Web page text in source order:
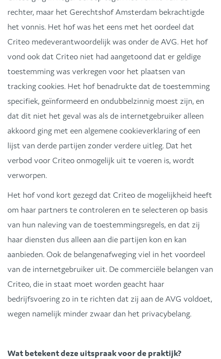
rechter, maar het Gerechtshof Amsterdam bekrachtigde
het vonnis. Het hof was het eens met het oordeel dat
Criteo medeverantwoordelijk was onder de AVG. Het hof
vond ook dat Criteo niet had aangetoond dat er geldige
toestemming was verkregen voor het plaatsen van
tracking cookies. Het hof benadrukte dat de toestemming
specifiek, geïnformeerd en ondubbelzinnig moest zijn, en
dat dit niet het geval was als de internetgebruiker alleen
akkoord ging met een algemene cookieverklaring of een
lijst van derde partijen zonder verdere uitleg. Dat het
verbod voor Criteo onmogelijk uit te voeren is, wordt
verworpen.
Het hof vond kort gezegd dat Criteo de mogelijkheid heeft
om haar partners te controleren en te selecteren op basis
van hun naleving van de toestemmingsregels, en dat zij
haar diensten dus alleen aan die partijen kon en kan
aanbieden. Ook de belangenafweging viel in het voordeel
van de internetgebruiker uit. De commerciële belangen van
Criteo, die in staat moet worden geacht haar
bedrijfsvoering zo in te richten dat zij aan de AVG voldoet,
wegen namelijk minder zwaar dan het privacybelang.
Wat betekent deze uitspraak voor de praktijk?